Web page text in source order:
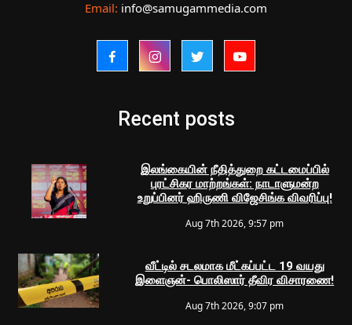
Email: info@samugammedia.com
Recent posts
இலங்கையின் நீதித்துறை கட்டமைப்பில்
புரட்சிகர மாற்றங்கள்: நாடாளுமன்ற
உறுப்பினர் ஹிருணி விஜேசிங்க விவரிப்பு!
Aug 7th 2026, 9:57 pm
வீட்டில் சடலமாக மீட்கப்பட்ட 19 வயது
இளைஞன்- பொலிஸார் தீவிர விசாரணை!
Aug 7th 2026, 9:07 pm